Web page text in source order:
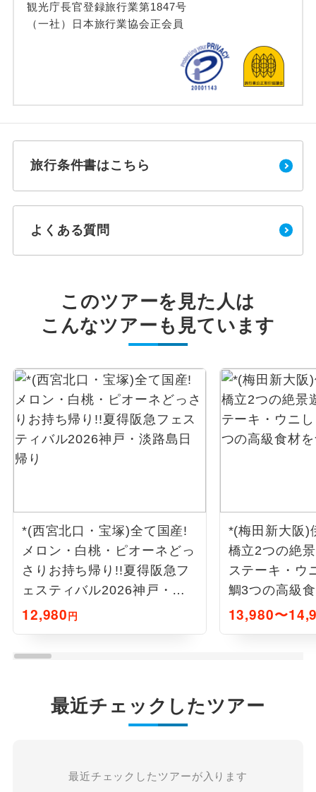
観光庁長官登録旅行業第1847号
（一社）日本旅行業協会正会員
旅行条件書はこちら
よくある質問
このツアーを見た人は
こんなツアーも見ています
*(西宮北口・宝塚)全て国産!
メロン・白桃・ピオーネどっ
さりお持ち帰り!!夏得阪急フ
ェスティバル2026神戸・淡
路島日帰り
12,980円
*(梅田新大阪)
橋立2つの絶
ステーキ・ウ
鯛3つの高級
り
13,980〜
最近チェックしたツアー
最近チェックしたツアーが入ります